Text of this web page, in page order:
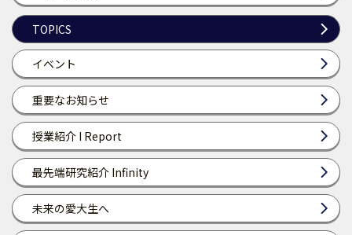
TOPICS
イベント
重要なお知らせ
授業紹介 I Report
最先端研究紹介 Infinity
未来の愛大生へ